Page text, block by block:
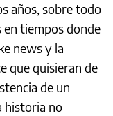
años, sobre todo
tiempos donde
news y la
que quisieran de
de un
historia no